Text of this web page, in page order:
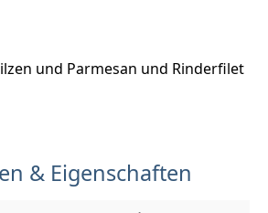
und Parmesan und Rinderfilet
& Eigenschaften